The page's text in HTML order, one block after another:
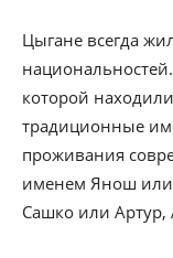
Цыгане всегда
которой
традиционные
проживания
именем Янош
Сашко или Артур,